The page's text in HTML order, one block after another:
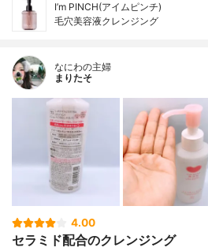
I’m PINCH(アイムピンチ)
毛穴美容液クレンジング
なにわの主婦
まりたそ
4.00
セラミド配合のクレンジング